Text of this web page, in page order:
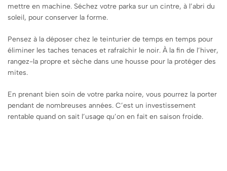
mettre en machine. Séchez votre parka sur un cintre, à l’abri du
soleil, pour conserver la forme.
Pensez à la déposer chez le teinturier de temps en temps pour
éliminer les taches tenaces et rafraîchir le noir. À la fin de l’hiver,
rangez-la propre et sèche dans une housse pour la protéger des
mites.
En prenant bien soin de votre parka noire, vous pourrez la porter
pendant de nombreuses années. C’est un investissement
rentable quand on sait l’usage qu’on en fait en saison froide.